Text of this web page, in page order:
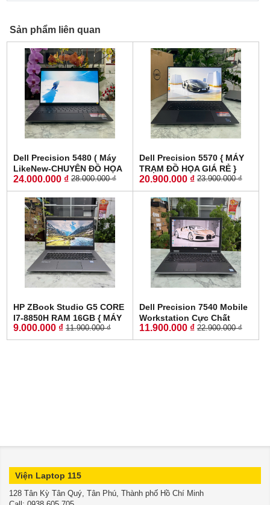
Sản phẩm liên quan
Dell Precision 5480 ( Máy
LikeNew-CHUYÊN ĐỒ HỌA
GIÁ RẺ )Core I7-13800H
RAM 32GB SSD 512GB RTX
A1000 6GB MÀN HÌNH : 14″
FHD IPS 60Hz
24.000.000 ₫ 28.000.000 ₫
Dell Precision 5570 { MÁY
TRẠM ĐỒ HỌA GIÁ RẺ }
CORE I7-12800H RAM 16GB
SSD 512GB NVIDIA Quadro
RTX A1000 4GB GDDR6
MÀN HÌNH : 15.6″ FHD+,
500 nits
20.900.000 ₫ 23.900.000 ₫
HP ZBook Studio G5 CORE
I7-8850H RAM 16GB { MÁY
TRẠM ĐỒ HỌA GIÁ RẺ }
SSD 256GB Quadro P1000
9.000.000 ₫ 11.900.000 ₫
Dell Precision 7540 Mobile
Workstation Cực Chất
CORE I7-9850H RAM 16GB
SSD 512GB NVIDIA Quadro
11.900.000 ₫ 22.900.000 ₫
Viện Laptop 115
128 Tân Kỳ Tân Quý, Tân Phú, Thành phố Hồ Chí Minh